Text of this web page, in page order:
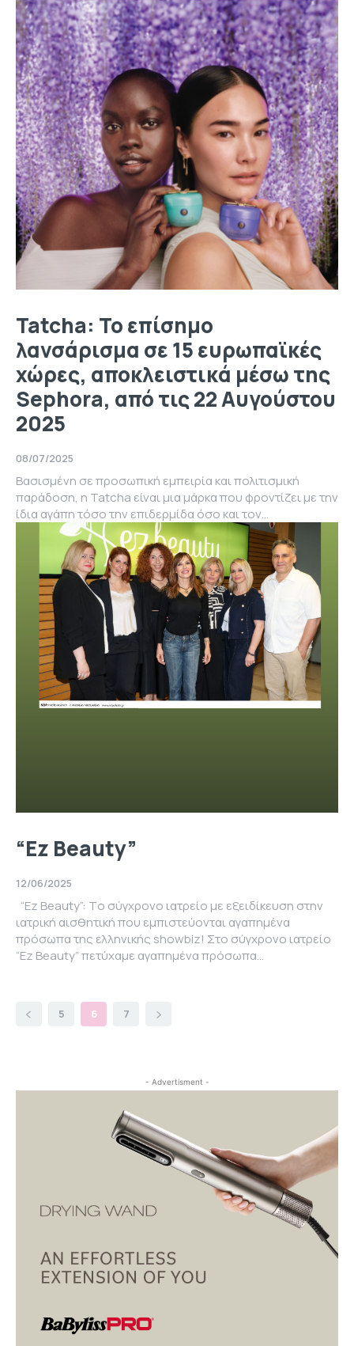
Tatcha: Το επίσημο
λανσάρισμα σε 15 ευρωπαϊκές
χώρες, αποκλειστικά μέσω της
Sephora, από τις 22 Αυγούστου
2025
08/07/2025
Βασισμένη σε προσωπική εμπειρία και πολιτισμική
παράδοση, η Tatcha είναι μια μάρκα που φροντίζει με την
ίδια αγάπη τόσο την επιδερμίδα όσο και τον...
“Ez Beauty”
12/06/2025
ιατρική αισθητική που εμπιστεύονται αγαπημένα
πρόσωπα της ελληνικής showbiz! Στo σύγχρονο ιατρείο
“Ez Beauty” πετύχαμε αγαπημένα πρόσωπα...
5 6 7
- Advertisment -